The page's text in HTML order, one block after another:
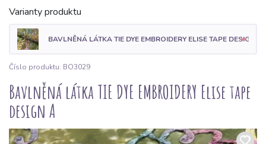
Varianty produktu
BAVLNĚNÁ LÁTKA TIE DYE EMBROIDERY ELISE TAPE DESIGN A
Číslo produktu: BO3029
Bavlněná látka TIE DYE EMBROIDERY Elise tape
design A